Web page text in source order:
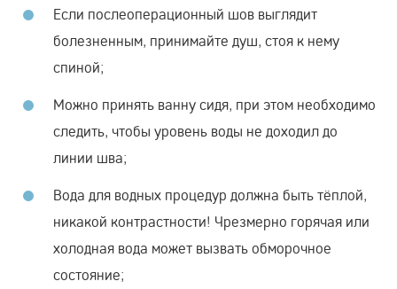
Если послеоперационный шов выглядит
болезненным, принимайте душ, стоя к нему
спиной;
Можно принять ванну сидя, при этом необходимо
следить, чтобы уровень воды не доходил до
линии шва;
Вода для водных процедур должна быть тёплой,
никакой контрастности! Чрезмерно горячая или
холодная вода может вызвать обморочное
состояние;